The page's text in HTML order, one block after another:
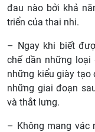
đau nào bởi khả
triển của thai nhi.
– Ngay khi biết
chế dần những loại
những kiểu giày
những giai đoạn
và thắt lưng.
– Không mang vác